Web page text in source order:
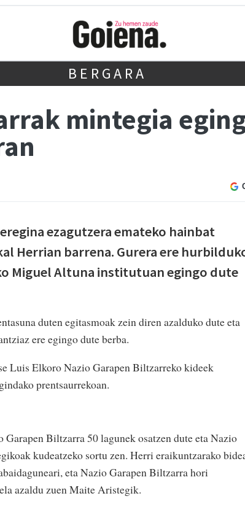
BERGARA
mintegia
ezagutzera emateko hainbat
Herrian barrena. Gurera ere
Miguel Altuna institutuan egingo dute
duten egitasmoak zein diren azalduko dute eta
ere egingo dute berba.
Luis Elkoro Nazio Garapen Biltzarreko kideek
prentsaurrekoan.
Biltzarra 50 lagunek osatzen dute eta Nazio
kudeatzeko sortu zen. Herri eraikuntzarako
eta Nazio Garapen Biltzarra hori
azaldu zuen Maite Aristegik.